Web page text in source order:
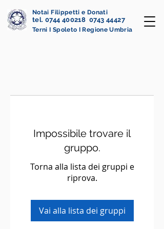
Notai Filippetti e Donati
tel. 0744 400218 0743 44427
Terni I Spoleto I Regione Umbria
Impossibile trovare il
gruppo.
Torna alla lista dei gruppi e
riprova.
Vai alla lista dei gruppi